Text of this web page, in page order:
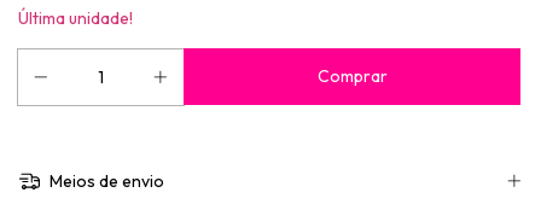
Última unidade!
Meios de envio